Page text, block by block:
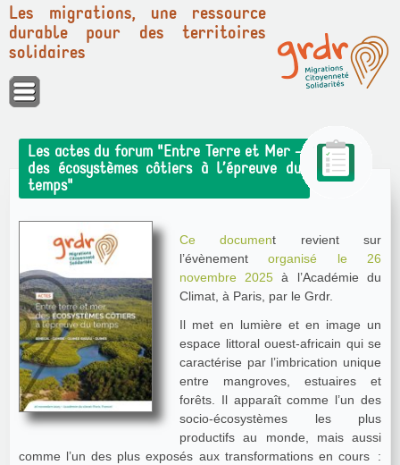
Panneau de gestion des cookies
Les migrations, une ressource
durable pour des territoires
solidaires
Les actes du forum "Entre Terre et Mer -
des écosystèmes côtiers à l’épreuve du
temps"
Ce document revient sur
l’évènement organisé le 26
novembre 2025 à l’Académie du
Climat, à Paris, par le Grdr.
Il met en lumière et en image un
espace littoral ouest-africain qui se
caractérise par l’imbrication unique
entre mangroves, estuaires et
forêts. Il apparaît comme l’un des
socio‑écosystèmes les plus
productifs au monde, mais aussi
comme l’un des plus exposés aux transformations en cours :